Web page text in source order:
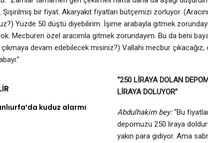
Şişirilmiş bir fiyat. Akaryakıt fiyatları bütçemizi zorluyor.
Yüzde 50 düştü diyebilirim. İşime arabayla gitmek
Mecburen özel aracımla gitmek zorundayım. Bu da beni
çıkmaya devam edebilecek misiniz?) Vallahi mecbur çıkacağız,
kuduz alarmı
“250 LİRAYA DOLAN
LİRAYA DOLUYOR”
Abdulhakim bey:“Bu
depomuzu 250 liraya
yakın para gidiyor. Ama